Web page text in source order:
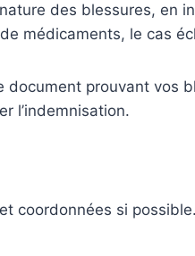
des blessures, en
médicaments, le cas
prouvant vos
l’indemnisation.
coordonnées si